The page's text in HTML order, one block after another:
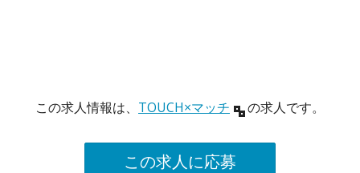
この求人情報は、 TOUCH×マッチ の求人です。
この求人に応募